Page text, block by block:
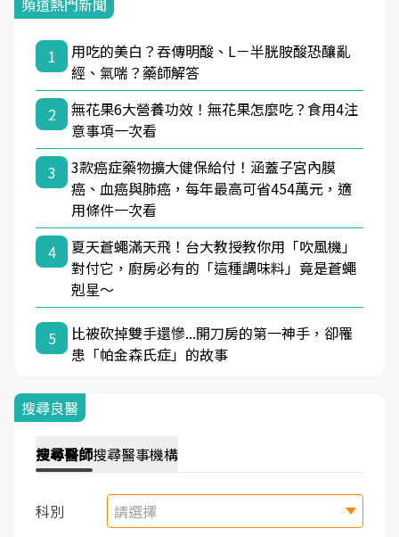
頻道熱門新聞
1
用吃的美白？吞傳明酸、L－半胱胺酸恐釀亂
經、氣喘？藥師解答
2
無花果6大營養功效！無花果怎麼吃？食用4注
意事項一次看
3
3款癌症藥物擴大健保給付！涵蓋子宮內膜
癌、血癌與肺癌，每年最高可省454萬元，適
用條件一次看
4
夏天蒼蠅滿天飛！台大教授教你用「吹風機」
對付它，廚房必有的「這種調味料」竟是蒼蠅
剋星～
5
比被砍掉雙手還慘...開刀房的第一神手，卻罹
患「帕金森氏症」的故事
搜尋良醫
搜尋醫師搜尋醫事機構
科別 請選擇